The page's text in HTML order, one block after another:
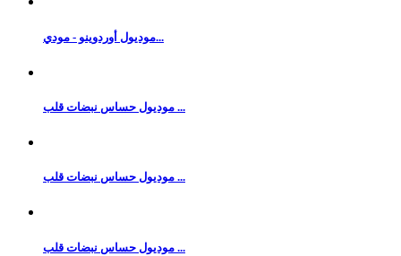
موديول أوردوينو - مودي...
موديول حساس نبضات قلب ...
موديول حساس نبضات قلب ...
موديول حساس نبضات قلب ...